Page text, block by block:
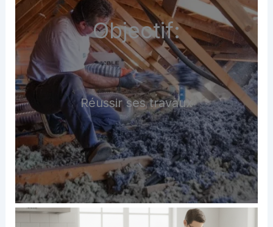
Objectif:
Réussir ses travaux